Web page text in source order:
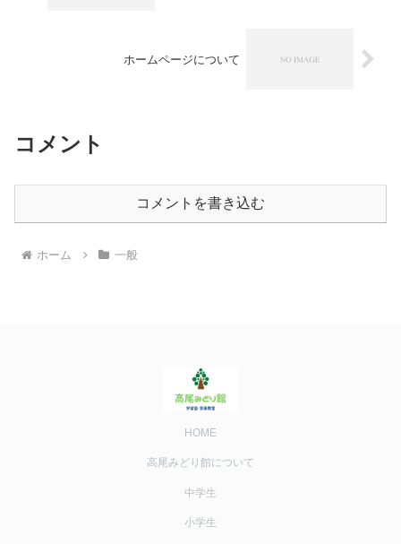
ホームページについて
コメント
コメントを書き込む
ホーム 一般
HOME
高尾みどり館について
中学生
小学生